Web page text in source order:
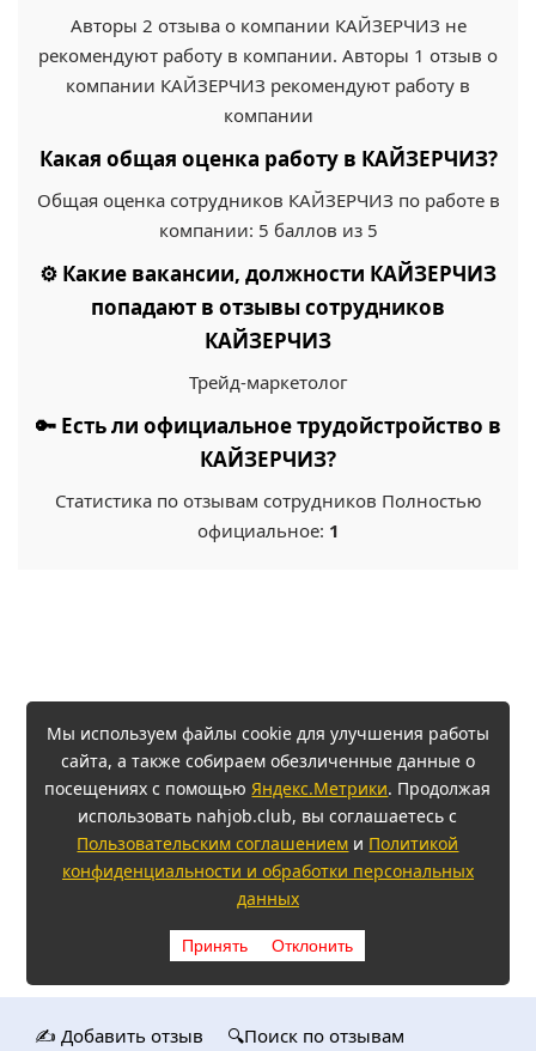
Авторы 2 отзыва о компании КАЙЗЕРЧИЗ не
рекомендуют работу в компании. Авторы 1 отзыв о
компании КАЙЗЕРЧИЗ рекомендуют работу в
компании
Какая общая оценка работу в КАЙЗЕРЧИЗ?
Общая оценка сотрудников КАЙЗЕРЧИЗ по работе в
компании: 5 баллов из 5
⚙️ Какие вакансии, должности КАЙЗЕРЧИЗ
попадают в отзывы сотрудников
КАЙЗЕРЧИЗ
Трейд-маркетолог
🔑 Есть ли официальное трудойстройство в
КАЙЗЕРЧИЗ?
Статистика по отзывам сотрудников Полностью
официальное: 1
Мы используем файлы cookie для улучшения работы
сайта, а также собираем обезличенные данные о
посещениях с помощьюЯндекс.Метрики. Продолжая
использовать nahjob.club, вы соглашаетесь с
Пользовательским соглашением и Политикой
конфиденциальности и обработки персональных
данных
Принять Отклонить
✍️ Добавить отзыв 🔍Поиск по отзывам